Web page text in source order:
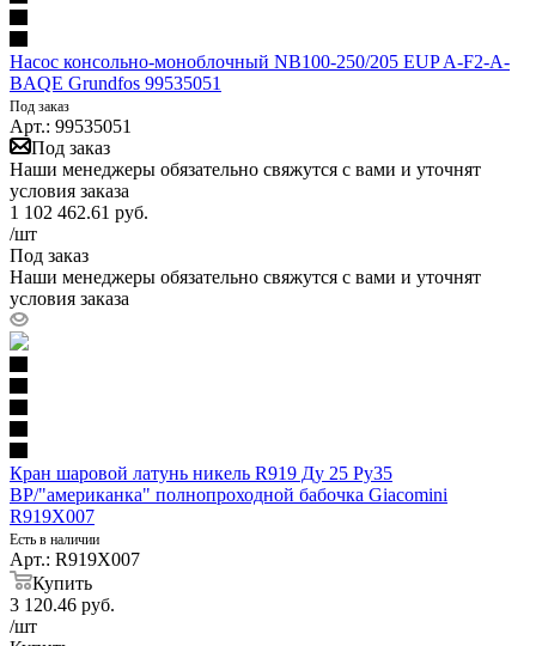
Насос консольно-моноблочный NB100-250/205 EUP A-F2-A-
BAQE Grundfos 99535051
Под заказ
Арт.: 99535051
Под заказ
Наши менеджеры обязательно свяжутся с вами и уточнят
условия заказа
1 102 462.61 руб.
/шт
Под заказ
Наши менеджеры обязательно свяжутся с вами и уточнят
условия заказа
Кран шаровой латунь никель R919 Ду 25 Ру35
ВР/"американка" полнопроходной бабочка Giacomini
R919X007
Есть в наличии
Арт.: R919X007
Купить
3 120.46 руб.
/шт